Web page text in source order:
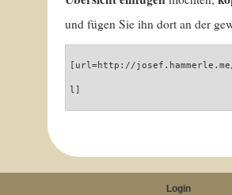
und fügen Sie ihn dort an der
[url=http://
l]
Login